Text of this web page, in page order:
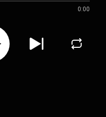
0:00